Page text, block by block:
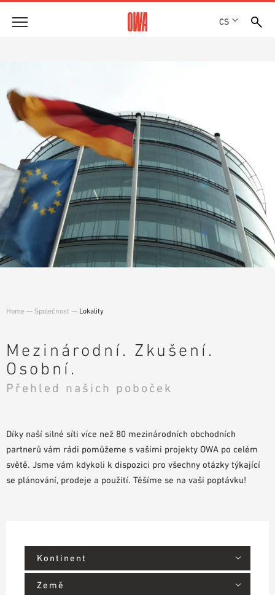
CS
LOKALITY
SHOWROOM 7TH FLOOR
Produkty
PŘEHLED PRODUKTŮ
ŘÍZENÉ VYHLEDÁVÁNÍ
TECHNICKÉ VYHLEDÁVÁNÍ
Řešení
FUNKCE
OBLASTI POUŽITÍ
Reference
Technické poradenství
Servis
TEXTY PRO VÝBĚROVÁ ŘÍZENÍ
SOUBORY KE STAŽENÍ
PROHLÁŠENÍ O VLASTNOSTECH (DOP)
Home — Společnost — Lokality
Mezinárodní. Zkušení.
Osobní.
Přehled našich poboček
Díky naší silné síti více než 80 mezinárodních obchodních
partnerů vám rádi pomůžeme s vašimi projekty OWA po celém
světě. Jsme vám kdykoli k dispozici pro všechny otázky týkající
se plánování, prodeje a použití. Těšíme se na vaši poptávku!
Kontinent
Země